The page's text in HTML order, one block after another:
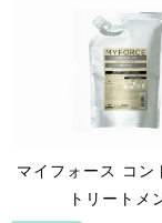
マイフォース コン
トリートメ